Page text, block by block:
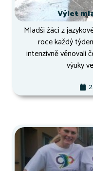
Výlet
Mladší žáci z
roce každý
intenzivně věnovali
výuky